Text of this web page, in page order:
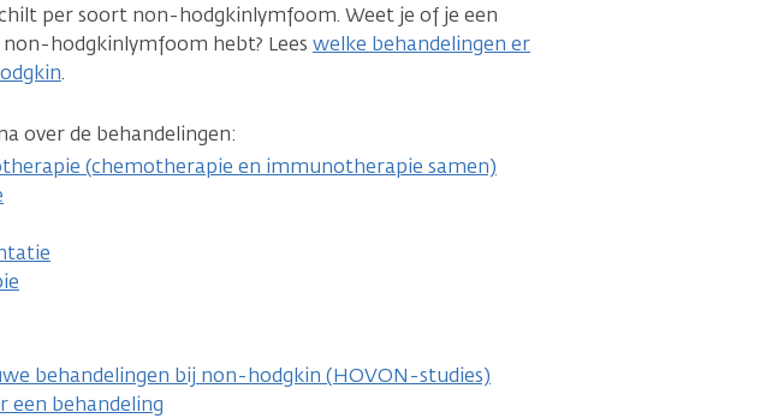
per soort non-hodgkinlymfoom. Weet je of je een
hodgkinlymfoom hebt? Lees welke behandelingen er
.
over de behandelingen:
(chemotherapie en immunotherapie samen)
behandelingen bij non-hodgkin (HOVON-studies)
een behandeling